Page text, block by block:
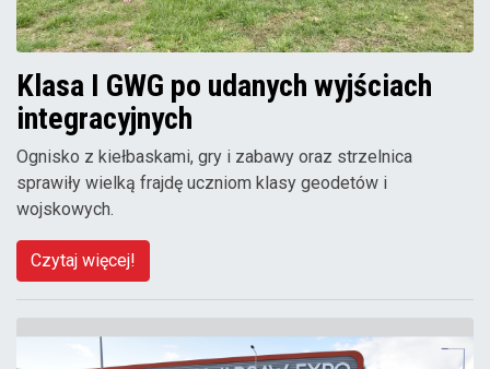
Klasa I GWG po udanych wyjściach
integracyjnych
Ognisko z kiełbaskami, gry i zabawy oraz strzelnica
sprawiły wielką frajdę uczniom klasy geodetów i
wojskowych.
Czytaj więcej!